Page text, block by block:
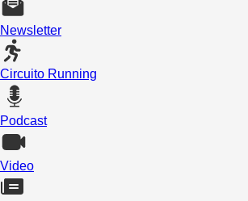
Newsletter
Circuito Running
Podcast
Video